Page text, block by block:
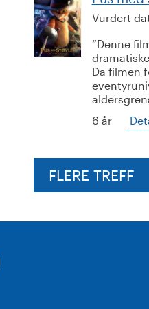
Vurdert
Denne
Da filmen
6 år
FLERE TREFF